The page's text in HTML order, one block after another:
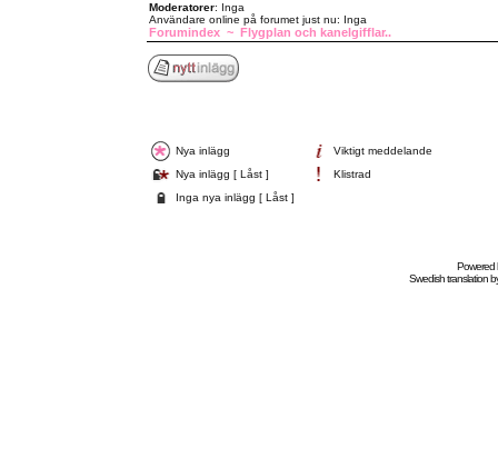
Moderatorer: Inga
Användare online på forumet just nu: Inga
Forumindex~ Flygplan och kanelgifflar..
Nya inlägg
Viktigt meddelande
Nya inlägg [ Låst ]
Klistrad
Inga nya inlägg [ Låst ]
Powered
Swedishtranslation